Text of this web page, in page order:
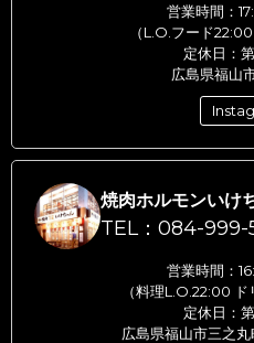
営業時間：
（L.O.フード
定休日：
広島県福山
焼肉ホルモンいけ
TEL：084-999-
営業時間：
（料理L.O.22:00 ド
定休日：
広島県福山市三之